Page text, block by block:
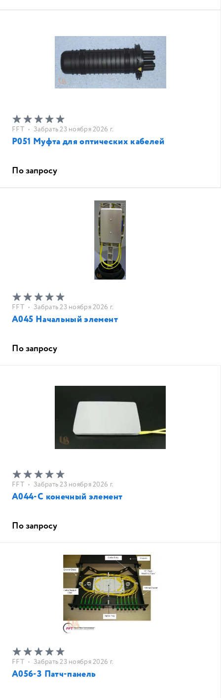
FFT • Забрать 23 ноября 2026 г.
P051 Муфта для оптических кабелей
По запросу
FFT • Забрать 23 ноября 2026 г.
A045 Начальный элемент
По запросу
FFT • Забрать 23 ноября 2026 г.
A044-C конечный элемент
По запросу
FFT • Забрать 23 ноября 2026 г.
A056-3 Патч-панель